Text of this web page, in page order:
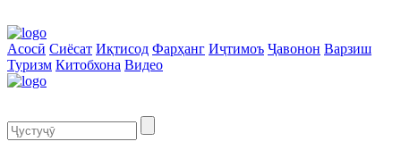
Асосӣ Сиёсат Иқтисод Фарҳанг Иҷтимоъ Ҷавонон Варзиш
Туризм Китобхона Видео